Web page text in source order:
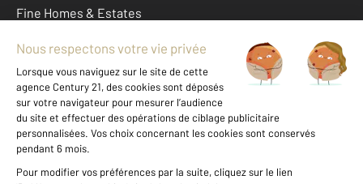
Fine Homes & Estates
À propos
International
Nous contacter